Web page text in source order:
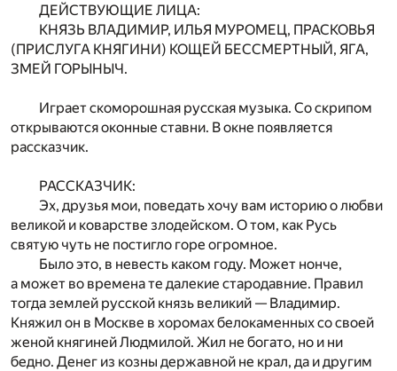
ДЕЙСТВУЮЩИЕ ЛИЦА:
КНЯЗЬ ВЛАДИМИР, ИЛЬЯ МУРОМЕЦ, ПРАСКОВЬЯ
(ПРИСЛУГА КНЯГИНИ) КОЩЕЙ БЕССМЕРТНЫЙ, ЯГА,
ЗМЕЙ ГОРЫНЫЧ.
Играет скоморошная русская музыка. Со скрипом
открываются оконные ставни. В окне появляется
рассказчик.
РАССКАЗЧИК:
Эх, друзья мои, поведать хочу вам историю о любви
великой и коварстве злодейском. О том, как Русь
святую чуть не постигло горе огромное.
Было это, в невесть каком году. Может нонче,
а может во времена те далекие стародавние. Правил
тогда землей русской князь великий — Владимир.
Княжил он в Москве в хоромах белокаменных со своей
женой княгиней Людмилой. Жил не богато, но и ни
бедно. Денег из козны державной не крал, да и другим